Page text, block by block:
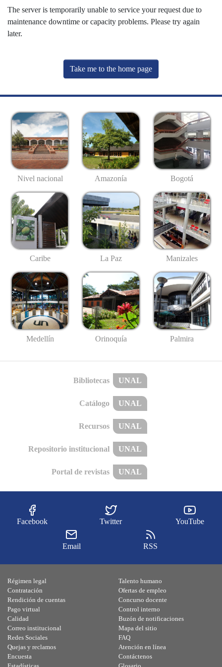
The server is temporarily unable to service your request due to
maintenance downtime or capacity problems. Please try again
later.
Take me to the home page
Nivel nacional Amazonía Bogotá
Caribe La Paz Manizales
Medellín Orinoquía Palmira
Bibliotecas UNAL
Catálogo UNAL
Recursos UNAL
Repositorio institucional UNAL
Portal de revistas UNAL
Facebook Twitter YouTube
Email RSS
Régimen legal
Contratación
Rendición de cuentas
Pago virtual
Calidad
Talento humano
Ofertas de empleo
Concurso docente
Control interno
Buzón de notificaciones
Correo institucional
Redes Sociales
Quejas y reclamos
Encuesta
Mapa del sitio
FAQ
Atención en línea
Contáctenos